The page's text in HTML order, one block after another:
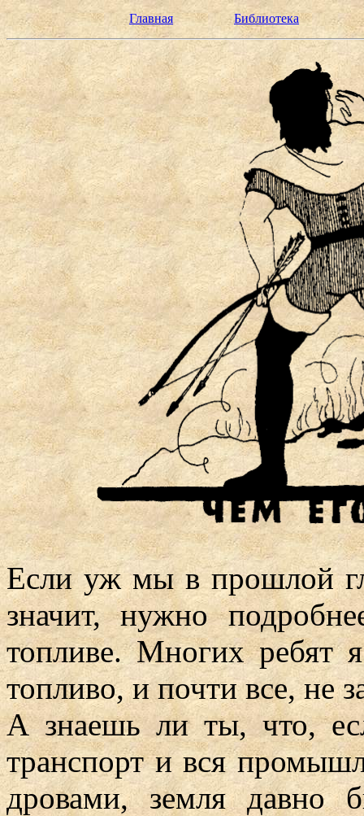
Главная Библиотека
Если уж мы в прошлой
значит, нужно
топливе. Многих ребят
топливо, и почти все, не
А знаешь ли ты, что,
транспорт и вся
дровами, земля давно